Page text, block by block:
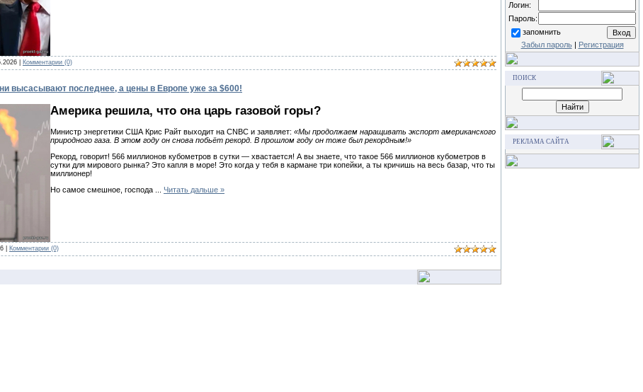
Комментарии (0)
высасывают последнее, а цены в Европе уже за $600!
Америка решила, что она царь газовой горы?
Министр энергетики США Крис Райт выходит на CNBC и заявляет: «Мы продолжаем наращивать экспорт американского
природного газа. В этом году он снова побьёт рекорд. В прошлом году он тоже был рекордным!»
Рекорд, говорит! 566 миллионов кубометров в сутки — хвастается! А вы знаете, что такое 566 миллионов кубометров в
сутки для мирового рынка? Это капля в море! Это когда у тебя в кармане три копейки, а ты кричишь на весь базар, что ты
миллионер!
Но самое смешное, господа
Читать дальше »
Комментарии (0)
Логин:
Пароль:
запомнить
Забыл пароль| Регистрация
ПОИСК
РЕКЛАМА САЙТА